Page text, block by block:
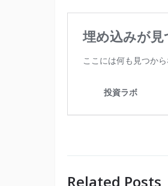
Related Posts